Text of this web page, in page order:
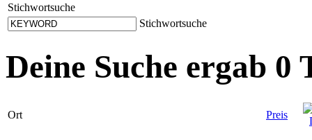
Stichwortsuche
Stichwortsuche
Deine Suche ergab 0
Ort Preis